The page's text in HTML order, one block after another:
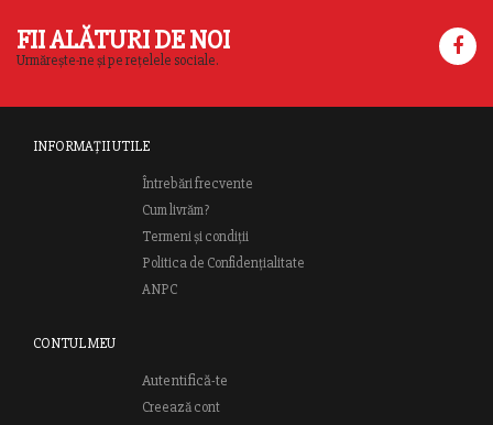
FII ALĂTURI DE NOI
Urmărește-ne și pe rețelele sociale.
INFORMAȚII UTILE
Întrebări frecvente
Cum livrăm?
Termeni și condiții
Politica de Confidențialitate
ANPC
CONTUL MEU
Autentifică-te
Creează cont